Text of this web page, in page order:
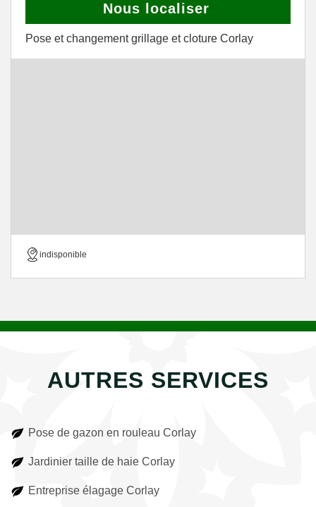
Nous localiser
Pose et changement grillage et cloture Corlay
indisponible
AUTRES SERVICES
Pose de gazon en rouleau Corlay
Jardinier taille de haie Corlay
Entreprise élagage Corlay